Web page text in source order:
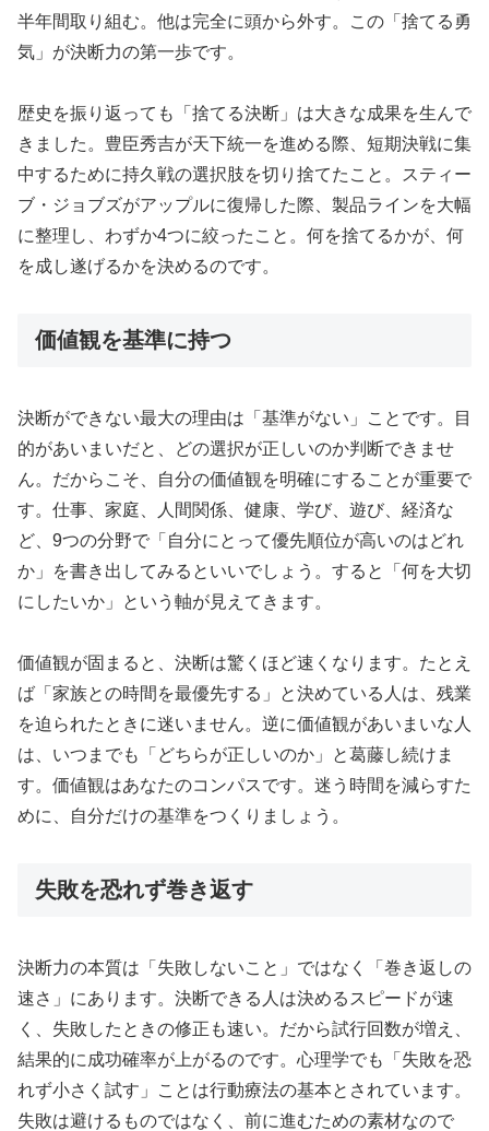
半年間取り組む。他は完全に頭から外す。この「捨てる勇
気」が決断力の第一歩です。
歴史を振り返っても「捨てる決断」は大きな成果を生んで
きました。豊臣秀吉が天下統一を進める際、短期決戦に集
中するために持久戦の選択肢を切り捨てたこと。スティー
ブ・ジョブズがアップルに復帰した際、製品ラインを大幅
に整理し、わずか4つに絞ったこと。何を捨てるかが、何
を成し遂げるかを決めるのです。
価値観を基準に持つ
決断ができない最大の理由は「基準がない」ことです。目
的があいまいだと、どの選択が正しいのか判断できませ
ん。だからこそ、自分の価値観を明確にすることが重要で
す。仕事、家庭、人間関係、健康、学び、遊び、経済な
ど、9つの分野で「自分にとって優先順位が高いのはどれ
か」を書き出してみるといいでしょう。すると「何を大切
にしたいか」という軸が見えてきます。
価値観が固まると、決断は驚くほど速くなります。たとえ
ば「家族との時間を最優先する」と決めている人は、残業
を迫られたときに迷いません。逆に価値観があいまいな人
は、いつまでも「どちらが正しいのか」と葛藤し続けま
す。価値観はあなたのコンパスです。迷う時間を減らすた
めに、自分だけの基準をつくりましょう。
失敗を恐れず巻き返す
決断力の本質は「失敗しないこと」ではなく「巻き返しの
速さ」にあります。決断できる人は決めるスピードが速
く、失敗したときの修正も速い。だから試行回数が増え、
結果的に成功確率が上がるのです。心理学でも「失敗を恐
れず小さく試す」ことは行動療法の基本とされています。
失敗は避けるものではなく、前に進むための素材なので